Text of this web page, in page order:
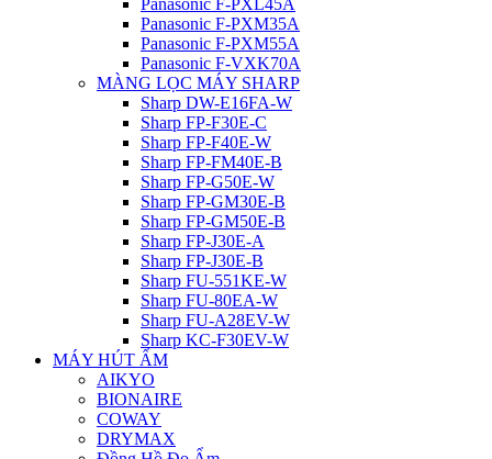
Panasonic F-PXL45A
Panasonic F-PXM35A
Panasonic F-PXM55A
Panasonic F-VXK70A
MÀNG LỌC MÁY SHARP
Sharp DW-E16FA-W
Sharp FP-F30E-C
Sharp FP-F40E-W
Sharp FP-FM40E-B
Sharp FP-G50E-W
Sharp FP-GM30E-B
Sharp FP-GM50E-B
Sharp FP-J30E-A
Sharp FP-J30E-B
Sharp FU-551KE-W
Sharp FU-80EA-W
Sharp FU-A28EV-W
Sharp KC-F30EV-W
MÁY HÚT ẨM
AIKYO
BIONAIRE
COWAY
DRYMAX